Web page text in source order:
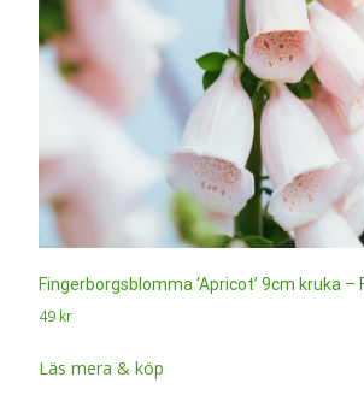
Fingerborgsblomma ‘Apricot’ 9cm kruka –
49 kr
Läs mera & köp